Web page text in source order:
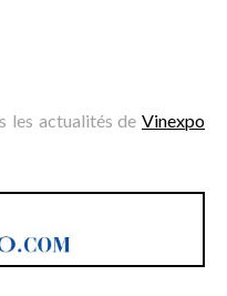
les actualités de Vinexpo